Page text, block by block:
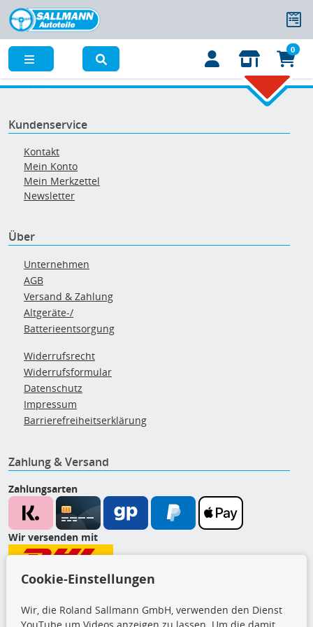
Menü
0
Kundenservice
Kontakt
Mein Konto
Mein Merkzettel
Newsletter
Über
Unternehmen
AGB
Versand & Zahlung
Altgeräte-/
Batterieentsorgung
Widerrufsrecht
Widerrufsformular
Datenschutz
Impressum
Barrierefreiheitserklärung
Zahlung & Versand
Zahlungsarten
Wir versenden mit
Cookie-Einstellungen
Wir, die Roland Sallmann GmbH, verwenden den Dienst